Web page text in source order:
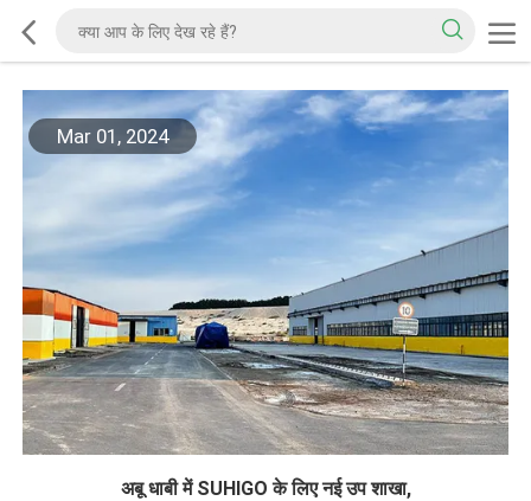
Mar 01, 2024
अबू धाबी में SUHIGO के लिए नई उप शाखा,